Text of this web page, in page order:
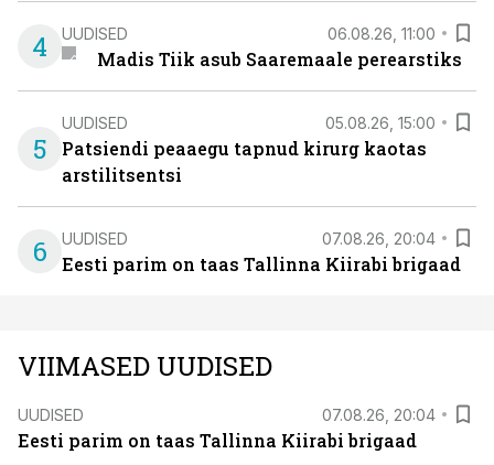
4 UUDISED 06.08.26, 11:00
Madis Tiik asub Saaremaale perearstiks
5
UUDISED 05.08.26, 15:00
Patsiendi peaaegu tapnud kirurg kaotas
arstilitsentsi
6 UUDISED 07.08.26, 20:04
Eesti parim on taas Tallinna Kiirabi brigaad
VIIMASED UUDISED
UUDISED 07.08.26, 20:04
Eesti parim on taas Tallinna Kiirabi brigaad